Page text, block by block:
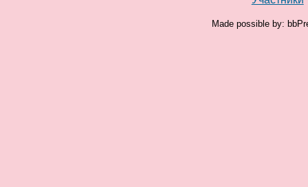
Made possible by: